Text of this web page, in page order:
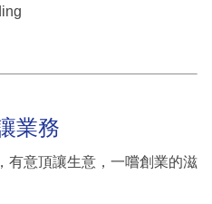
業務
有意頂讓生意，一嚐創業的滋